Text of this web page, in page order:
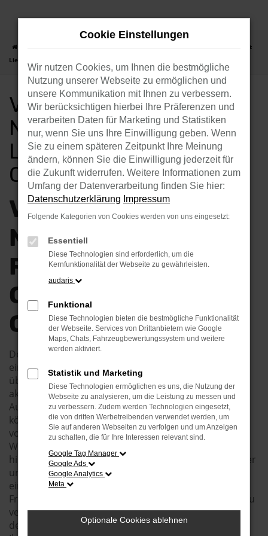
Zum
springen
VW Crafter Neuwagen mit
Lieferservice nach Chemnitz
VW CRAFTER
NEUWAGEN MIT
LIEFERSERVICE NACH
CHEMNITZ
VW CRAFTER
NEUWAGEN –
FANTASTISCHE
QUALITÄT FÜR
CHEMNITZ
Der VW Crafter Neuwagen und Chemnitz – das ist
einfach eine perfekte Kombination. Dieses Fahrzeug
überzeugt auf ganzer Linie und ist besonders in der
aktuellen Generation ein echtes Highlight. Wir vom
Autohaus Burkard sind voll und ganz begeistert und
können das Modell uneingeschränkt für die Straßen
von Chemnitz und Ihre Mobilität empfehlen.
Wohlgemerkt: unser Enthusiasmus soll nicht darüber
hinwegtäuschen, dass jeder Autokauf bei uns mit einer
umfangreichen und vor allem individuellen Beratung
einhergeht. Wir hören genau zu und stellen gezielte
Fragen, um Ihre Ansprüche an zeitgemäße Mobilität zu
verstehen. Erst dann empfehlen wir ein Fahrzeug wie
den VW Crafter Neuwagen und entlassen diesen zu
Cookie Einstellungen
Wir nutzen Cookies, um Ihnen die bestmögliche
Nutzung unserer Webseite zu ermöglichen und
unsere Kommunikation mit Ihnen zu verbessern.
Wir berücksichtigen hierbei Ihre Präferenzen und
verarbeiten Daten für Marketing und Statistiken
nur, wenn Sie uns Ihre Einwilligung geben. Wenn
Sie zu einem späteren Zeitpunkt Ihre Meinung
ändern, können Sie die Einwilligung jederzeit für
die Zukunft widerrufen. Weitere Informationen zum
Umfang der Datenverarbeitung finden Sie hier:
Datenschutzerklärung Impressum
Folgende Kategorien von Cookies werden von uns eingesetzt:
Essentiell
Diese Technologien sind erforderlich, um die
Kernfunktionalität der Webseite zu gewährleisten.
audaris
Funktional
Diese Technologien bieten die bestmögliche Funktionalität
der Webseite. Services von Drittanbietern wie Google
Maps, Chats, Fahrzeugbewertungssystem und weitere
werden aktiviert.
Statistik und Marketing
Diese Technologien ermöglichen es uns, die Nutzung der
Webseite zu analysieren, um die Leistung zu messen und
zu verbessern. Zudem werden Technologien eingesetzt,
die von dritten Werbetreibenden verwendet werden, um
Sie auf anderen Webseiten zu verfolgen und um Anzeigen
zu schalten, die für Ihre Interessen relevant sind.
Google Tag Manager
Google Ads
Google Analytics
Meta
Optionale Cookies ablehnen